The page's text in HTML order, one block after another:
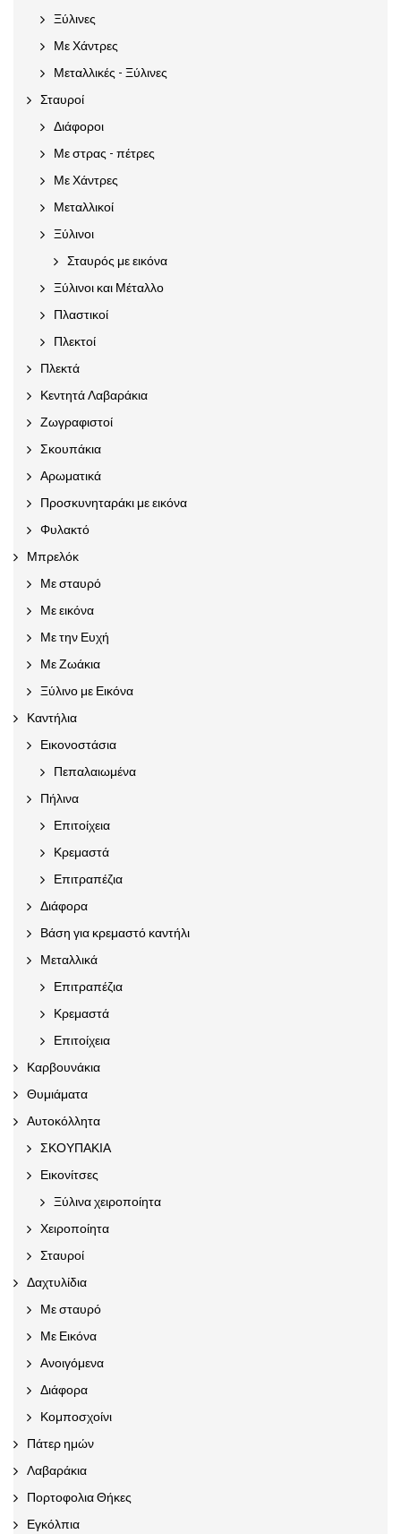
Ξύλινες
Με Χάντρες
Μεταλλικές - Ξύλινες
Σταυροί
Διάφοροι
Με στρας - πέτρες
Με Χάντρες
Μεταλλικοί
Ξύλινοι
Σταυρός με εικόνα
Ξύλινοι και Μέταλλο
Πλαστικοί
Πλεκτοί
Πλεκτά
Κεντητά Λαβαράκια
Ζωγραφιστοί
Σκουπάκια
Αρωματικά
Προσκυνηταράκι με εικόνα
Φυλακτό
Μπρελόκ
Με σταυρό
Με εικόνα
Με την Ευχή
Με Ζωάκια
Ξύλινο με Εικόνα
Καντήλια
Εικονοστάσια
Πεπαλαιωμένα
Πήλινα
Επιτοίχεια
Κρεμαστά
Επιτραπέζια
Διάφορα
Βάση για κρεμαστό καντήλι
Μεταλλικά
Επιτραπέζια
Κρεμαστά
Επιτοίχεια
Καρβουνάκια
Θυμιάματα
Αυτοκόλλητα
ΣΚΟΥΠΑΚΙΑ
Εικονίτσες
Ξύλινα χειροποίητα
Χειροποίητα
Σταυροί
Δαχτυλίδια
Με σταυρό
Με Εικόνα
Ανοιγόμενα
Διάφορα
Κομποσχοίνι
Πάτερ ημών
Λαβαράκια
Πορτοφολια Θήκες
Εγκόλπια